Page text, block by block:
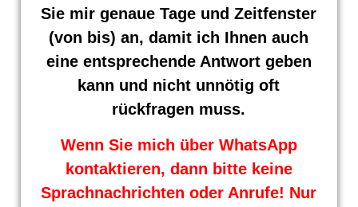
Sie mir genaue Tage und Zeitfenster
(von bis) an, damit ich Ihnen auch
eine entsprechende Antwort geben
kann und nicht unnötig oft
rückfragen muss.
Wenn Sie mich über WhatsApp
kontaktieren, dann bitte keine
Sprachnachrichten oder Anrufe! Nur